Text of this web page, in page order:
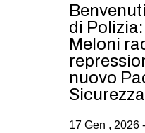
di
Meloni
nuovo
Sicurezza
17 Gen , 2026 -